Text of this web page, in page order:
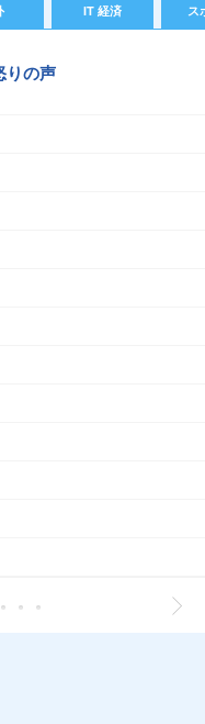
IT 経済 ス
りの声